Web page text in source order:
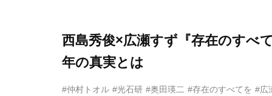
西島秀俊×広瀬すず『存在のすべ
年の真実とは
#仲村トオル #光石研 #奥田瑛二 #存在のすべてを #広